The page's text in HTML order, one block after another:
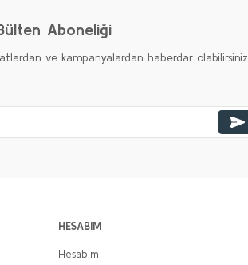
Aboneliği
ve kampanyalardan haberdar olabilirsiniz.
HESABIM
Hesabım